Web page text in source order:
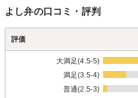
よし弁の口コミ・評判
評価
大満足(4.5-5)
満足(3.5-4)
普通(2.5-3)